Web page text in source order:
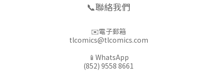
📞聯絡我們
✉️電子郵箱
tlcomics@tlcomics.com
📱WhatsApp
(852) 9558 8661